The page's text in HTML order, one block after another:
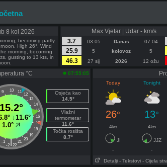
8 kol 2026
becoming partly
High 26°. Wind
morning, becoming
gusting to 13 kts, in
Max Vjetar | Udar - km/s
3.7
03:05 Danas 07:04
25.9
5 kolovoz 5
46.3
27 sij 2026 12 ožu
°C 07:55:05
10
9 11
12
13
14
15
16
17
18
19
20
-1 21
|
-2 22
15.2°
↓11.6°
1.0°
Osjeća kao
14.5°
Vlažni
termometar
11.6°
Točka rosišta
8.7°
Today
Tonight
26° 13°
4kts 4kts
JI JJZ
-
-
Detalji - Tekstovi - Cijela